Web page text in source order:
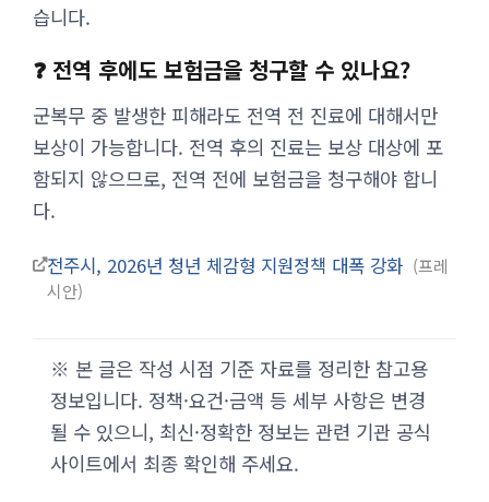
습니다.
❓ 전역 후에도 보험금을 청구할 수 있나요?
군복무 중 발생한 피해라도 전역 전 진료에 대해서만
보상이 가능합니다. 전역 후의 진료는 보상 대상에 포
함되지 않으므로, 전역 전에 보험금을 청구해야 합니
다.
전주시, 2026년 청년 체감형 지원정책 대폭 강화
프레
시안
※ 본 글은 작성 시점 기준 자료를 정리한 참고용
정보입니다. 정책·요건·금액 등 세부 사항은 변경
될 수 있으니, 최신·정확한 정보는 관련 기관 공식
사이트에서 최종 확인해 주세요.